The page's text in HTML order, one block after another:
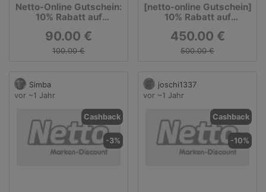
Netto-Online Gutschein:
10% Rabatt auf
Lieferanten Schuss
Elektro
90.00 €
100.00 €
[netto-online Gutschein]
10% Rabatt auf
Artikel
450.00 €
500.00 €
Simba
vor ~1 Jahr
Cashback
-3%
joschi1337
vor ~1 Jahr
Cashback
-10%